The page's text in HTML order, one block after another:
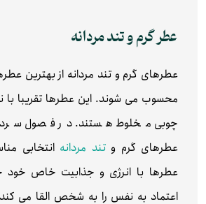
عطر گرم و تند مردانه
عطرهای گرم و تند مردانه از بهترین
محسوب می شوند. این عطرها تقریبا با
چوبی مخلوط هستند. در فصول سرد
عطرهای گرم وتند مردانه انتخابی
عطرها با انرژی و جذابیت خاص
اعتماد به نفس را به شخص القا می